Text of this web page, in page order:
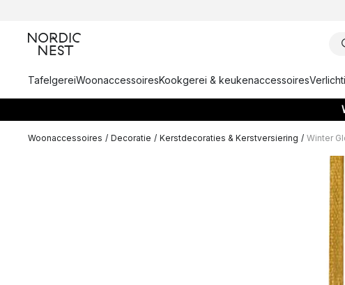
TafelgereiWoonaccessoiresKookgerei & keukenaccessoires
Woonaccessoires / Decoratie / Kerstdecoraties & Kerstversiering / Winter